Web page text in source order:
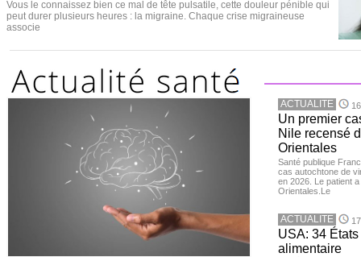
Vous le connaissez bien ce mal de tête pulsatile, cette douleur pénible qui
peut durer plusieurs heures : la migraine. Chaque crise migraineuse
associe
ACTUALITE
Un premier
Nile recensé
Orientales
Santé publique
cas autochtone de
en 2026. Le patient
Orientales.Le
ACTUALITE
USA: 34
alimentaire